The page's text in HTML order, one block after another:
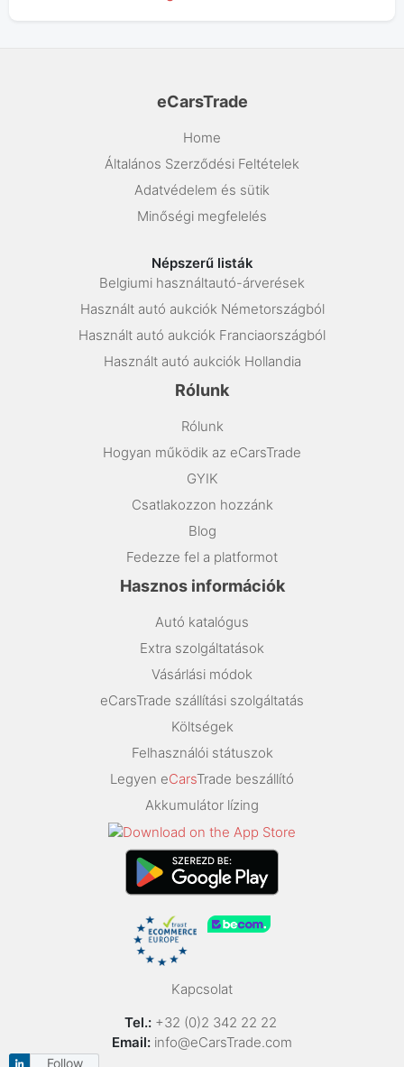
eCarsTrade
Home
Általános Szerződési Feltételek
Adatvédelem és sütik
Minőségi megfelelés
Népszerű listák
Belgiumi használtautó-árverések
Használt autó aukciók Németországból
Használt autó aukciók Franciaországból
Használt autó aukciók Hollandia
Rólunk
Rólunk
Hogyan működik az eCarsTrade
GYIK
Csatlakozzon hozzánk
Blog
Fedezze fel a platformot
Hasznos információk
Autó katalógus
Extra szolgáltatások
Vásárlási módok
eCarsTrade szállítási szolgáltatás
Költségek
Felhasználói státuszok
Legyen eCarsTrade beszállító
Akkumulátor lízing
Kapcsolat
Tel.: +32 (0)2 342 22 22
Email: info@eCarsTrade.com
Follow